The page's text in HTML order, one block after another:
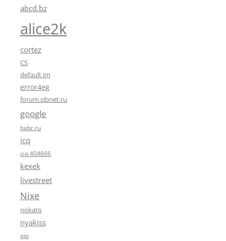
abcd.bz
alice2k
cortez
CS
default.im
error4eg
forum.sibnet.ru
google
habr.ru
icq
icq 404666
kexek
livestreet
Nixe
nokato
nyakiss
qip